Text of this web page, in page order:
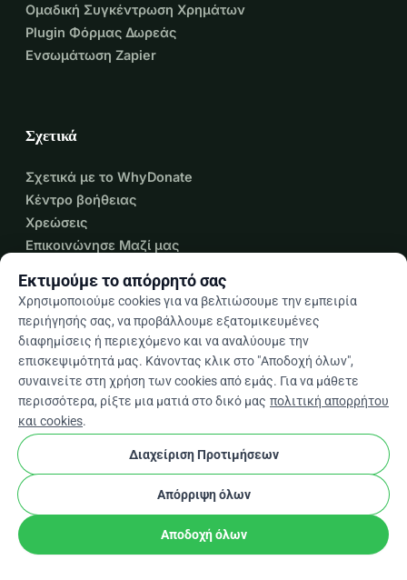
Ομαδική Συγκέντρωση Χρημάτων
Plugin Φόρμας Δωρεάς
Ενσωμάτωση Zapier
Σχετικά
Σχετικά με το WhyDonate
Κέντρο βοήθειας
Χρεώσεις
Επικοινώνησε Μαζί μας
Περισσότεροι πόροιexpand_more
Elarrow_drop_down
4,9 / 5 βάσει 500+ κριτικών
WhyDonateΑπόρρητο και cookies
Όροι και προϋποθέσεις cookie
Εκτιμούμε το απόρρητό σας
Χρησιμοποιούμε cookies για να βελτιώσουμε την εμπειρία
περιήγησής σας, να προβάλλουμε εξατομικευμένες
διαφημίσεις ή περιεχόμενο και να αναλύουμε την
επισκεψιμότητά μας. Κάνοντας κλικ στο "Αποδοχή όλων",
συναινείτε στη χρήση των cookies από εμάς. Για να μάθετε
περισσότερα, ρίξτε μια ματιά στο δικό μας πολιτική απορρήτου
και cookies.
Διαχείριση Προτιμήσεων
Απόρριψη όλων
Αποδοχή όλων